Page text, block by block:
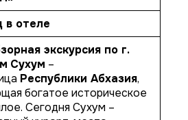
в отеле
экскурсия по г.
Сухум –
Республики Абхазия,
богатое историческое
Сегодня Сухум –